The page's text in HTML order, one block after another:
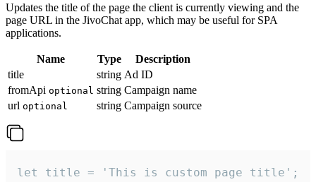
Updates the title of the page the client is currently viewing and the
page URL in the JivoChat app, which may be useful for SPA
applications.
Name Type
Description
title
string Ad ID
fromApi optional string Campaign name
url optional string Campaign source
let title = 'This is custom page title';